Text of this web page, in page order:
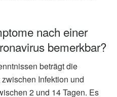
nach einer
bemerkbar?
beträgt die
Infektion und
2 und 14 Tagen. Es